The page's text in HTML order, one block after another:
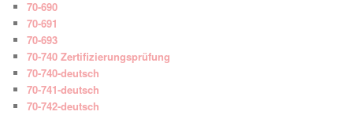
70-690
70-691
70-693
70-740 Zertifizierungsprüfung
70-740-deutsch
70-741-deutsch
70-742-deutsch